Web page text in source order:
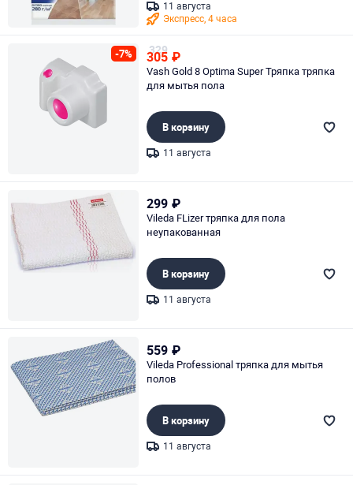
11 августа
Экспресс, 4 часа
-7% 329
305 ₽
Vash Gold 8 Optima Super Тряпка тряпка
для мытья пола
В корзину
11 августа
299 ₽
Vileda FLizer тряпка для пола
неупакованная
В корзину
11 августа
559 ₽
Vileda Professional тряпка для мытья
полов
В корзину
11 августа